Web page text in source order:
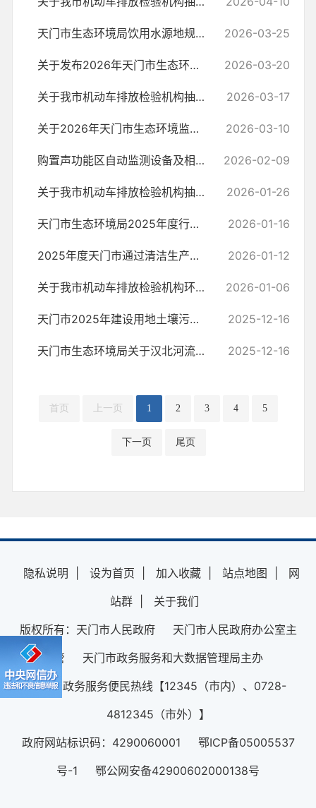
天门市生态环境局饮用水源地规范化建设及电子围栏迁移项目询价公告 2026-03-25
关于发布2026年天门市生态环境监督执法正面清单的公告 2026-03-20
关于我市机动车排放检验机构抽查情况的通报(2026年第2期) 2026-03-17
关于2026年天门市生态环境监督执法正面清单的公示 2026-03-10
购置声功能区自动监测设备及相关监测项目询价公告 2026-02-09
关于我市机动车排放检验机构抽查情况的通报(2026年第1期) 2026-01-26
天门市生态环境局2025年度行政执法统计年报 2026-01-16
2025年度天门市通过清洁生产审核验收的企业公示 2026-01-12
关于我市机动车排放检验机构环检平台抽查情况的通报(2025年第11期) 2026-01-06
天门市2025年建设用地土壤污染状况调查报告评审通过情况 2025-12-16
天门市生态环境局关于汉北河流域水污染防治技术咨询项目询价公告 2025-12-16
首页 上一页 1 2 3 4 5
下一页 尾页
隐私说明 设为首页 加入收藏 站点地图
网
站群
关于我们
版权所有：天门市人民政府 天门市人民政府办公室主
管 天门市政务服务和大数据管理局主办
12345政务服务便民热线【12345（市内）、0728-
4812345（市外）】
政府网站标识码：4290060001 鄂ICP备05005537
号-1 鄂公网安备42900602000138号